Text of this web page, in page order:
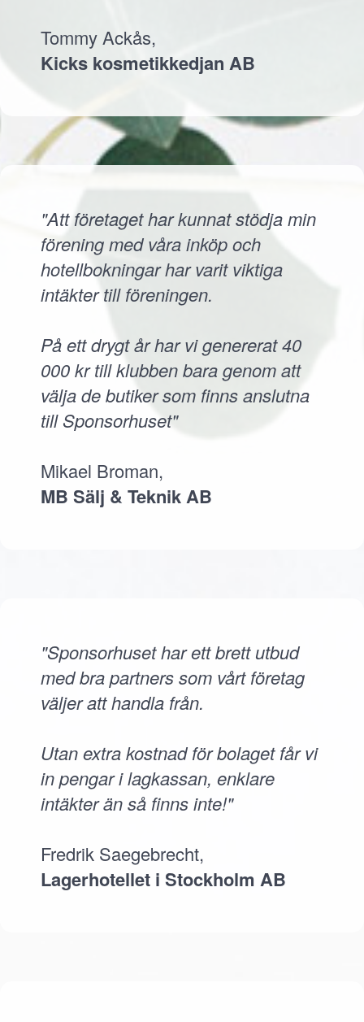
Tommy Ackås,
Kicks kosmetikkedjan AB
"Att företaget har kunnat stödja min
förening med våra inköp och
hotellbokningar har varit viktiga
intäkter till föreningen.
På ett drygt år har vi genererat 40
000 kr till klubben bara genom att
välja de butiker som finns anslutna
till Sponsorhuset"
Mikael Broman,
MB Sälj & Teknik AB
"Sponsorhuset har ett brett utbud
med bra partners som vårt företag
väljer att handla från.
Utan extra kostnad för bolaget får vi
in pengar i lagkassan, enklare
intäkter än så finns inte!"
Fredrik Saegebrecht,
Lagerhotellet i Stockholm AB